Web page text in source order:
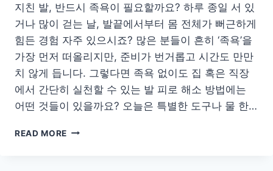
지친 발, 반드시 족욕이 필요할까요? 하루 종일 서 있
거나 많이 걷는 날, 발끝에서부터 몸 전체가 뻐근하게
힘든 경험 자주 있으시죠? 많은 분들이 흔히 ‘족욕’을
가장 먼저 떠올리지만, 준비가 번거롭고 시간도 만만
치 않게 듭니다. 그렇다면 족욕 없이도 집 혹은 직장
에서 간단히 실천할 수 있는 발 피로 해소 방법에는
어떤 것들이 있을까요? 오늘은 특별한 도구나 물 한…
READ MORE 족